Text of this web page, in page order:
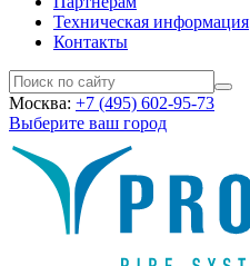
Техническая информация
Контакты
Москва: +7 (495) 602-95-73
Выберите ваш город